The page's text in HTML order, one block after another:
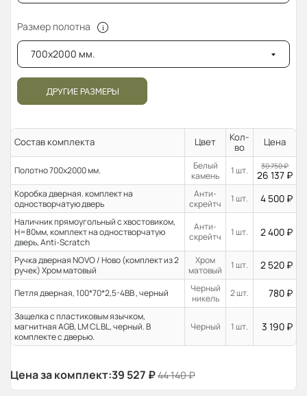
Размер полотна
700x2000 мм.
ДРУГИЕ РАЗМЕРЫ
Состав комплекта Цвет
Кол-
во
Цена
Полотно 700x2000 мм.
Белый
камень
1 шт. 30 750₽
26 137 ₽
Коробка дверная. комплект на
одностворчатую дверь
Анти-
скрейтч
1 шт. 4 500 ₽
Наличник прямоугольный с хвостовиком,
H=80мм, комплект на одностворчатую
дверь, Anti-Scratch
Анти-
скрейтч
1 шт. 2 400 ₽
Ручка дверная NOVO / Ново (комплект из 2
ручек) Хром матовый
Хром
матовый
1 шт. 2 520 ₽
Петля дверная, 100*70*2,5-4ВВ , черный
Черный
никель
2 шт. 780 ₽
Защелка с пластиковым язычком,
магнитная AGB, LM CL BL, черный. В
комплекте с дверью.
Черный 1 шт. 3 190 ₽
Цена за комплект:39 527 ₽44 140₽